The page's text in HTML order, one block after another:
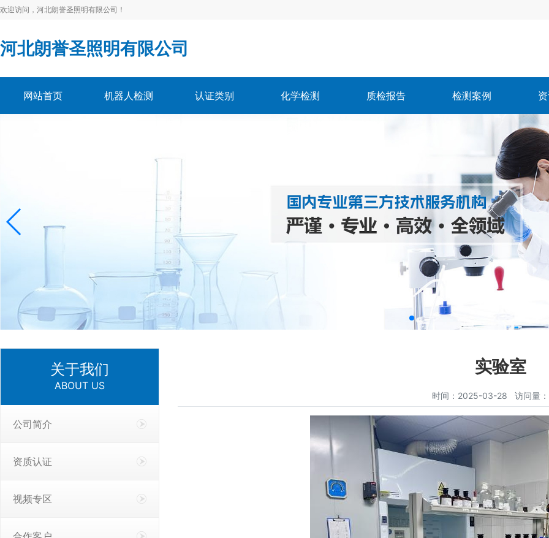
欢迎访问，河北朗誉圣照明有限公司！
河北朗誉圣照明有限公司
网站首页 机器人检测 认证类别 化学检测 质检报告 检测案例
关于我们
ABOUT US
公司简介
资质认证
视频专区
实验室
时间：2025-03-28 访问量